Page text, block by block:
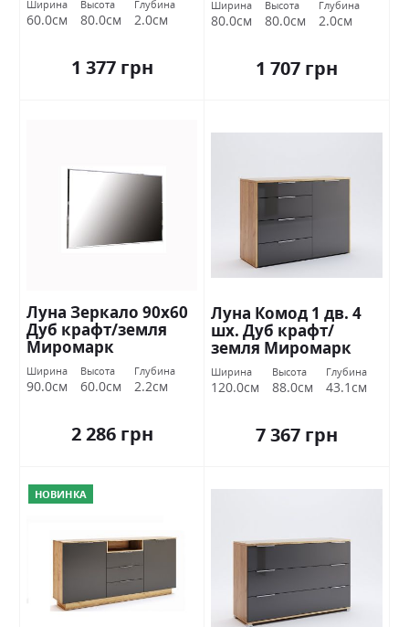
Ширина
60.0см
Высота
80.0см
Глубина
2.0см
1 377 грн
Ширина
80.0см
Высота
80.0см
Глубина
2.0см
1 707 грн
Луна Зеркало 90х60
Дуб крафт/земля
Миромарк
Ширина
90.0см
Высота
60.0см
Глубина
2.2см
2 286 грн
Луна Комод 1 дв. 4
шх. Дуб крафт/
земля Миромарк
Ширина
120.0см
Высота
88.0см
Глубина
43.1см
7 367 грн
НОВИНКА